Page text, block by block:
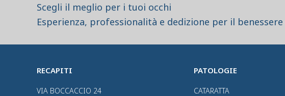
Scegli il meglio per i tuoi occhi
Esperienza, professionalità e dedizione per il
RECAPITI
VIA BOCCACCIO 24
PATOLOGIE
CATARATTA